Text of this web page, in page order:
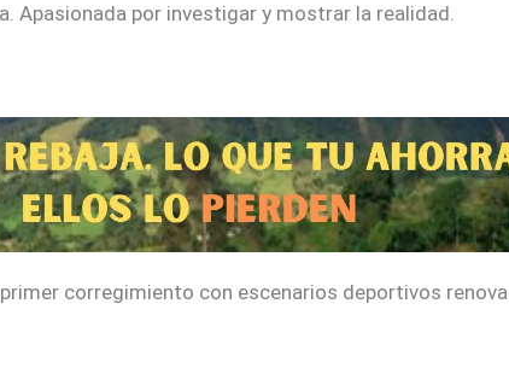
Apasionada por investigar y mostrar la realidad.
corregimiento con escenarios deportivos